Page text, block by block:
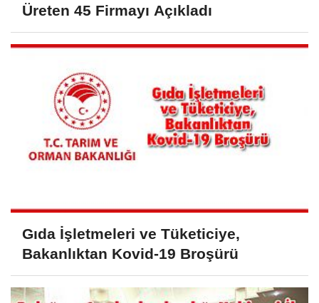
Üreten 45 Firmayı Açıkladı
Gıda İşletmeleri ve Tüketiciye,
Bakanlıktan Kovid-19 Broşürü